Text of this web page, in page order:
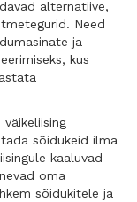
alternatiive,
Need
ja
kus
sõidukeid ilma
kaaluvad
oma
sõidukitele ja